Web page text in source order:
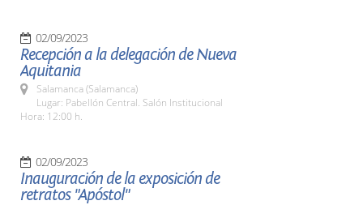
02/09/2023
Recepción a la delegación de Nueva
Aquitania
Salamanca (Salamanca)
Lugar: Pabellón Central. Salón Institucional
Hora: 12:00 h.
02/09/2023
Inauguración de la exposición de
retratos "Apóstol"